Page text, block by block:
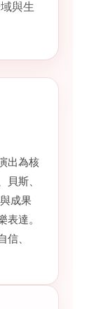
與生
出為核
貝斯、
成果
表達。
信、